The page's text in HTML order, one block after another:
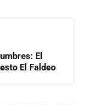
El
El Faldeo